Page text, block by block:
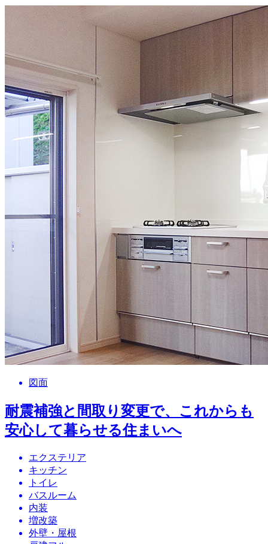
図面
耐震補強と間取り変更で、これからも
安心して暮らせる住まいへ
エクステリア
キッチン
トイレ
バスルーム
内装
増改築
外壁・屋根